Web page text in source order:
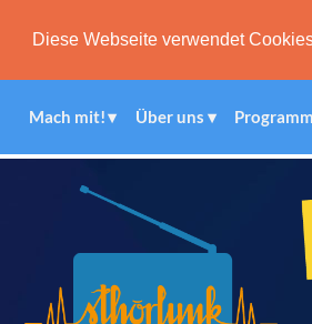
Diese Webseite verwendet
Mach mit! Über uns Programm